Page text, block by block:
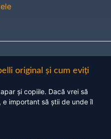
original și cum eviți
și copiile. Dacă vrei să
e important să știi de unde îl